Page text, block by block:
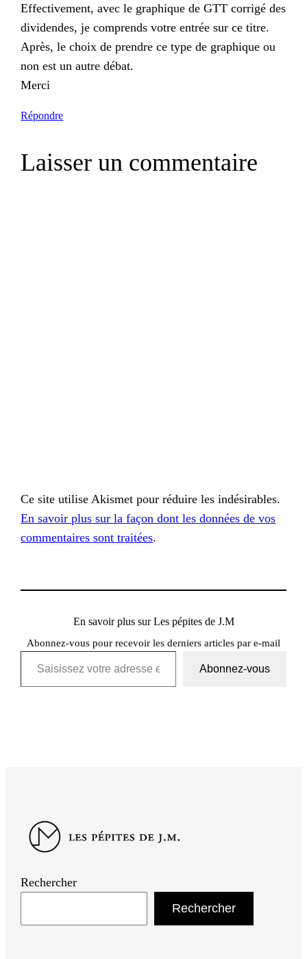
Effectivement, avec le graphique de GTT corrigé des
dividendes, je comprends votre entrée sur ce titre.
Après, le choix de prendre ce type de graphique ou
non est un autre débat.
Merci
Répondre
Laisser un commentaire
Ce site utilise Akismet pour réduire les indésirables.
En savoir plus sur la façon dont les données de vos
commentaires sont traitées.
En savoir plus sur Les pépites de J.M
Abonnez-vous pour recevoir les derniers articles par e-mail
Saisissez votre adresse e-mail…
Abonnez-vous
Rechercher
Rechercher